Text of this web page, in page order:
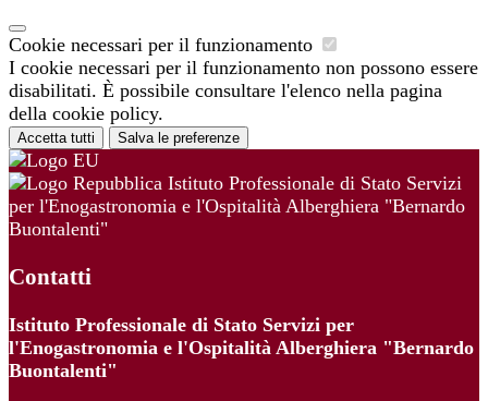
Cookie necessari per il funzionamento
I cookie necessari per il funzionamento non possono essere
disabilitati. È possibile consultare l'elenco nella pagina
della cookie policy.
Accetta tutti Salva le preferenze
Istituto Professionale di Stato Servizi
per l'Enogastronomia e l'Ospitalità Alberghiera "Bernardo
Buontalenti"
Contatti
Istituto Professionale di Stato Servizi per
l'Enogastronomia e l'Ospitalità Alberghiera "Bernardo
Buontalenti"